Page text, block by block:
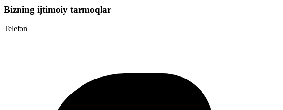
Bizning ijtimoiy tarmoqlar
Telefon